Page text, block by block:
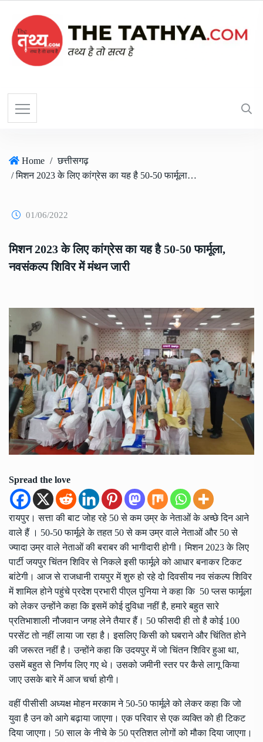
Home / छत्तीसगढ़
/ मिशन 2023 के लिए कांग्रेस का यह है 50-50 फार्मूला, नवसंकल्प शिविर में मंथन जारी
01/06/2022
मिशन 2023 के लिए कांग्रेस का यह है 50-50 फार्मूला,
नवसंकल्प शिविर में मंथन जारी
Spread the love
रायपुर। सत्ता की बाट जोह रहे 50 से कम उम्र के नेताओं के अच्छे दिन आने
वाले हैं । 50-50 फार्मूले के तहत 50 से कम उम्र वाले नेताओं और 50 से
ज्यादा उम्र वाले नेताओं की बराबर की भागीदारी होगी। मिशन 2023 के लिए
पार्टी जयपुर चिंतन शिविर से निकले इसी फार्मूले को आधार बनाकर टिकट
बांटेगी। आज से राजधानी रायपुर में शुरु हो रहे दो दिवसीय नव संकल्प शिविर
में शामिल होने पहुंचे प्रदेश प्रभारी पीएल पुनिया ने कहा कि 50 प्लस फार्मूला
को लेकर उन्होंने कहा कि इसमें कोई दुविधा नहीं है, हमारे बहुत सारे
प्रतिभाशाली नौजवान जगह लेने तैयार हैं। 50 फीसदी ही तो है कोई 100
परसेंट तो नहीं लाया जा रहा है। इसलिए किसी को घबराने और चिंतित होने
की जरूरत नहीं है। उन्होंने कहा कि उदयपुर में जो चिंतन शिविर हुआ था,
उसमें बहुत से निर्णय लिए गए थे। उसको जमीनी स्तर पर कैसे लागू किया
जाए उसके बारे में आज चर्चा होगी।
वहीं पीसीसी अध्यक्ष मोहन मरकाम ने 50-50 फार्मूले को लेकर कहा कि जो
युवा है उन को आगे बढ़ाया जाएगा। एक परिवार से एक व्यक्ति को ही टिकट
दिया जाएगा। 50 साल के नीचे के 50 प्रतिशत लोगों को मौका दिया जाएगा।